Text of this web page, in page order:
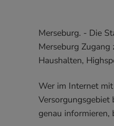
Merseburg. - Die
Merseburg
Haushalten,
Wer im Internet
Versorgungsgebiet
genau informieren,